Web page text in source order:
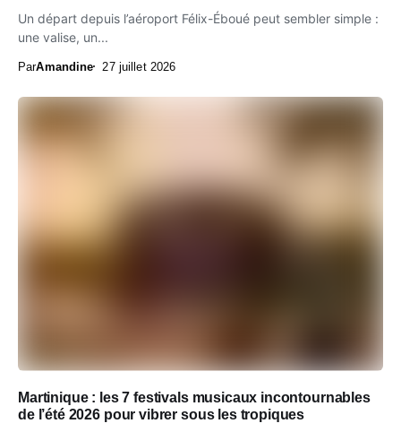
Un départ depuis l’aéroport Félix-Éboué peut sembler simple :
une valise, un...
ParAmandine 27 juillet 2026
Martinique : les 7 festivals musicaux incontournables
de l’été 2026 pour vibrer sous les tropiques